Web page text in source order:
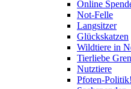
Online
Not-Felle
Langsitzer
Glückskatzen
Wildtiere in
Tierliebe
Nutztiere
Pfoten-Politik!